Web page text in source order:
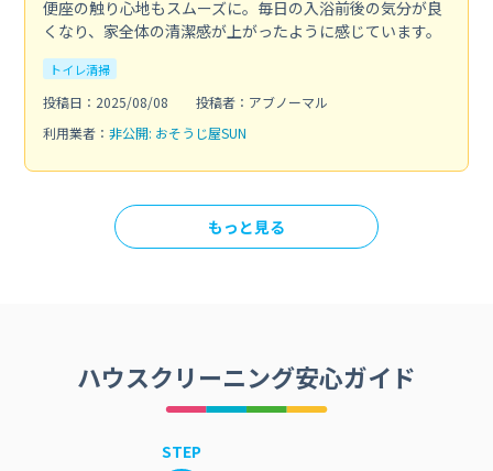
便座の触り心地もスムーズに。毎日の入浴前後の気分が良
くなり、家全体の清潔感が上がったように感じています。
トイレ清掃
投稿日：2025/08/08
投稿者：アブノーマル
利用業者： 非公開: おそうじ屋SUN
もっと見る
ハウスクリーニング安心ガイド
STEP